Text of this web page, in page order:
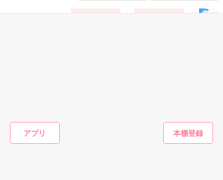
アプリ
た上、同居まで提案してきて──？